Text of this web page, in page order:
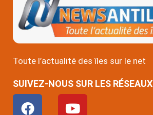
Toute l’actualité des îles sur le net
SUIVEZ-NOUS SUR LES RÉSEAUX
F
Y